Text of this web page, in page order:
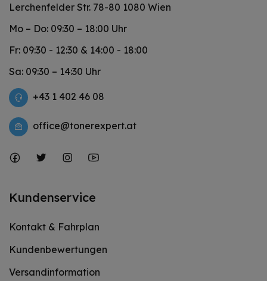
Lerchenfelder Str. 78-80 1080 Wien
Mo – Do: 09:30 – 18:00 Uhr
Fr: 09:30 - 12:30 & 14:00 - 18:00
Sa: 09:30 – 14:30 Uhr
+43 1 402 46 08
office@tonerexpert.at
Kundenservice
Kontakt & Fahrplan
Kundenbewertungen
Versandinformation